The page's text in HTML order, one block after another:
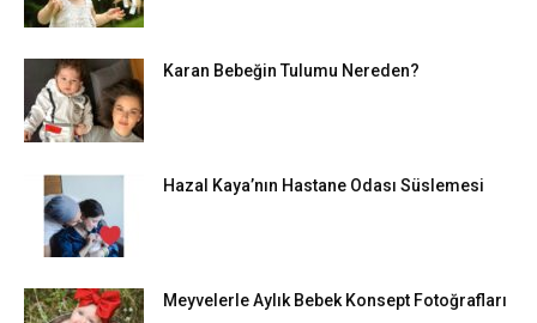
Karan Bebeğin Tulumu Nereden?
Hazal Kaya’nın Hastane Odası Süslemesi
Meyvelerle Aylık Bebek Konsept Fotoğrafları